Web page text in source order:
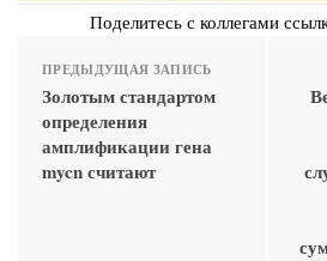
Поделитесь с коллегами
ПРЕДЫДУЩАЯ ЗАПИСЬ
Золотым стандартом
определения
амплификации гена
mycn считают